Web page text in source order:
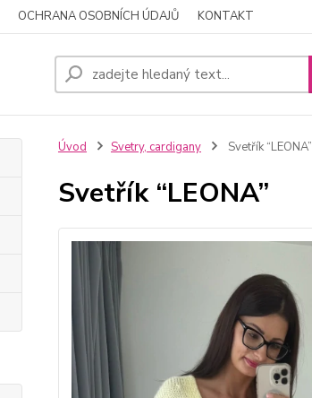
OCHRANA OSOBNÍCH ÚDAJŮ KONTAKT
Úvod Svetry, cardigany Svetřík “LEONA”
Svetřík “LEONA”